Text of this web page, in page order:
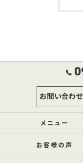
お問い合わ
メニュー
お客様の声